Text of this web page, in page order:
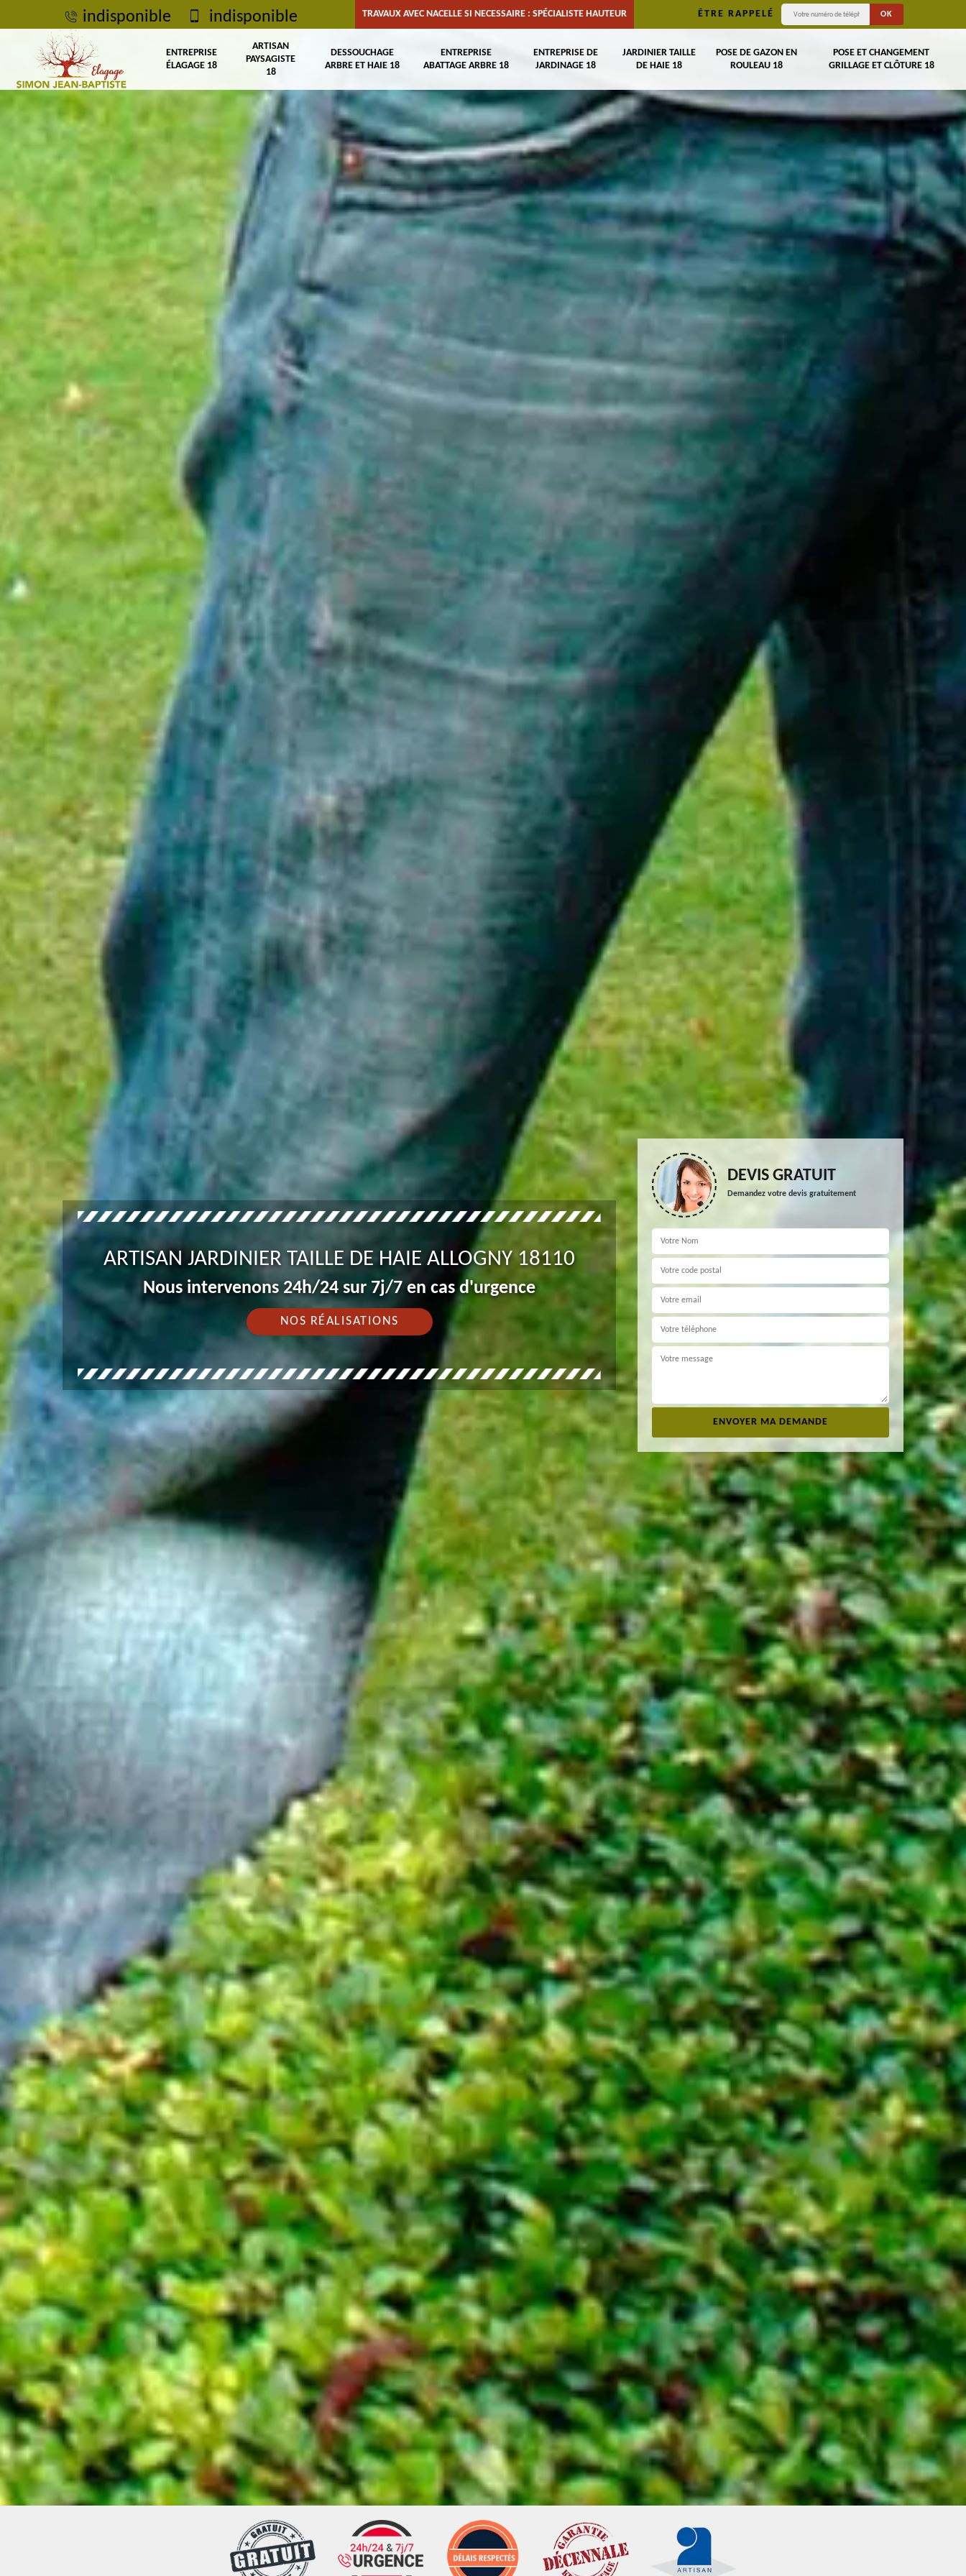
indisponible indisponible TRAVAUX AVEC NACELLE SI NECESSAIRE : SPÉCIALISTE HAUTEUR ÊTRE RAPPELÉ
ENTREPRISE
ÉLAGAGE 18
ARTISAN
PAYSAGISTE
18
DESSOUCHAGE
ARBRE ET HAIE 18
ENTREPRISE
ABATTAGE ARBRE 18
ENTREPRISE DE
JARDINAGE 18
JARDINIER TAILLE
DE HAIE 18
POSE DE GAZON EN
ROULEAU 18
POSE ET CHANGEMENT
GRILLAGE ET CLÔTURE 18
ARTISAN JARDINIER TAILLE DE HAIE ALLOGNY 18110
Nous intervenons 24h/24 sur 7j/7 en cas d'urgence
NOS RÉALISATIONS
DEVIS GRATUIT
Demandez votre devis gratuitement